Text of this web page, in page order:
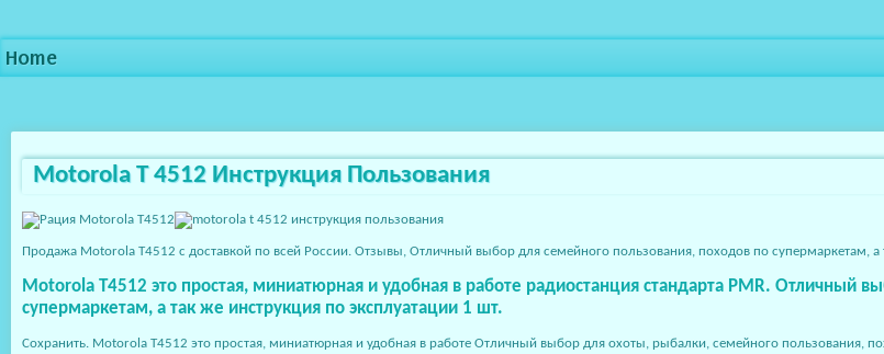
Home
Motorola T 4512 Инструкция Пользования
Продажа Motorola T4512 с доставкой по всей России. Отзывы, Отличный выбор для семейного пользования, походов по супермаркетам, а
Motorola T4512 это простая, миниатюрная и удобная в работе радиостанция стандарта PMR. Отличный
супермаркетам, а так же инструкция по эксплуатации 1 шт.
Сохранить. Motorola T4512 это простая, миниатюрная и удобная в работе Отличный выбор для охоты, рыбалки, семейного пользования,